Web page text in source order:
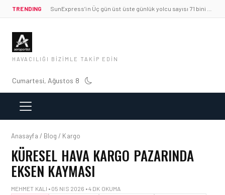
TRENDING
HAVACILIĞI BIZIMLE TAKIP EDIN
Cumartesi, Ağustos 8
Anasayfa / Blog / Kargo
KÜRESEL HAVA KARGO PAZARINDA
EKSEN KAYMASI
MEHMET KALI • 05 NIS 2026 • 4 DK OKUMA